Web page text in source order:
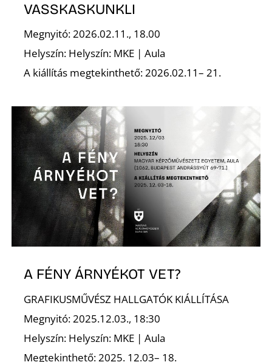
VASSKASKUNKLI
Megnyitó: 2026.02.11., 18.00
Helyszín: Helyszín: MKE | Aula
A kiállítás megtekinthető: 2026.02.11– 21.
A FÉNY ÁRNYÉKOT VET?
GRAFIKUSMŰVÉSZ HALLGATÓK KIÁLLÍTÁSA
Megnyitó: 2025.12.03., 18:30
Helyszín: Helyszín: MKE | Aula
Megtekinthető: 2025. 12.03– 18.